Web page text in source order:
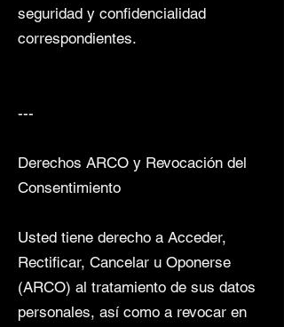
seguridad y confidencialidad
correspondientes.
---
Derechos ARCO y Revocación del
Consentimiento
Usted tiene derecho a Acceder,
Rectificar, Cancelar u Oponerse
(ARCO) al tratamiento de sus datos
personales, así como a revocar en